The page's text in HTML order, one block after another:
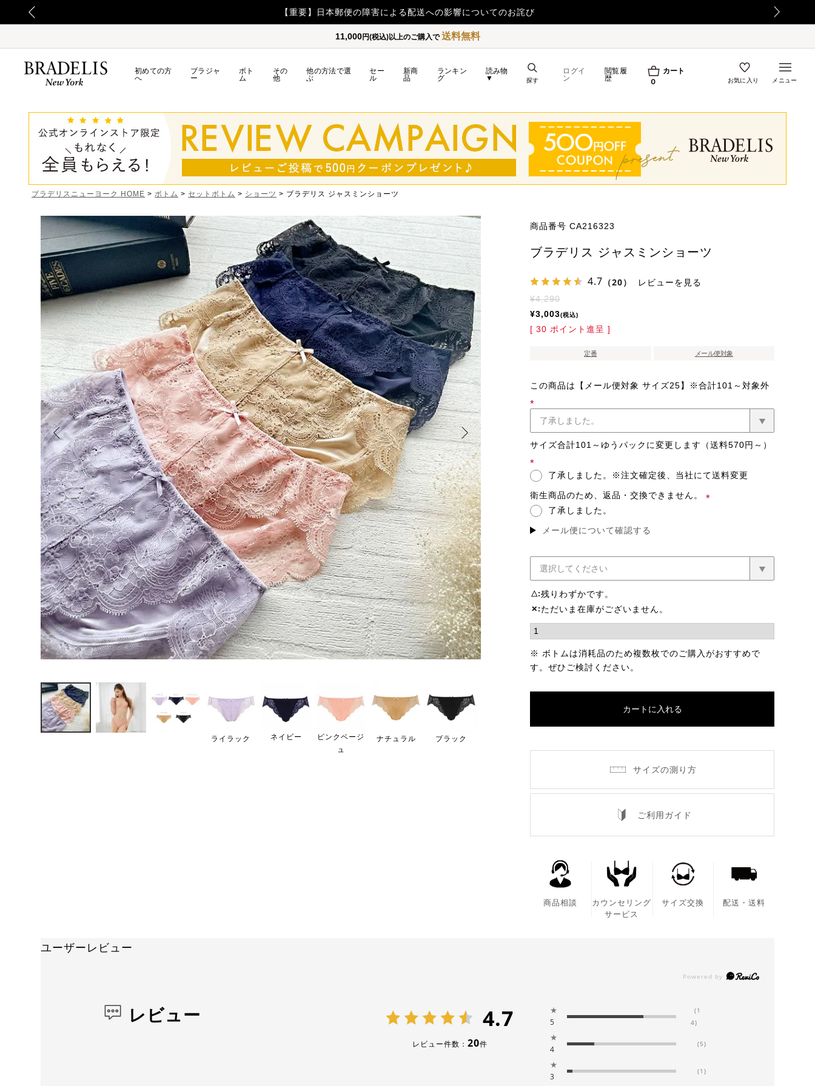
【重要】日本郵便の障害による配送への影響についてのお詫び
11,000円(税込)以上のご購入で送料無料
初めての方
へ
ブラジャ
ー
ボト
ム
その
他
他の方法で選
ぶ
セー
ル
新商
品
ランキン
グ
読み物
▼
ログイ
ン
閲覧履
歴
カート
0
探す お気に入り メニュー
ブラデリスニューヨーク HOME ボトム セットボトム ショーツ ブラデリス ジャスミンショーツ
ライラック ネイビー
ピンクベージ
ュ
ナチュラル ブラック
商品番号 CA216323
ブラデリス ジャスミンショーツ
4.7 （20） レビューを見る
¥4,290
¥3,003 税込
[ 30 ポイント進呈 ]
定番 メール便対象
この商品は【メール便対象 サイズ25】※合計101～対象外
(必
須)
サイズ合計101～ゆうパックに変更します（送料570円～）
(必
須)
了承しました。※注文確定後、当社にて送料変更
衛生商品のため、返品・交換できません。
了承しました。
メール便について確認する
△ 残りわずかです。
✕ ただいま在庫がございません。
※ ボトムは消耗品のため複数枚でのご購入がおすすめで
す。ぜひご検討ください。
カートに入れる
サイズの測り方
ご利用ガイド
商品相談
カウンセリング
サービス
サイズ交換 配送・送料
ユーザーレビュー
レビュー 4.7
レビュー件数： 20件
★
5
(1
4)
★
4
(5)
★
3
(1)